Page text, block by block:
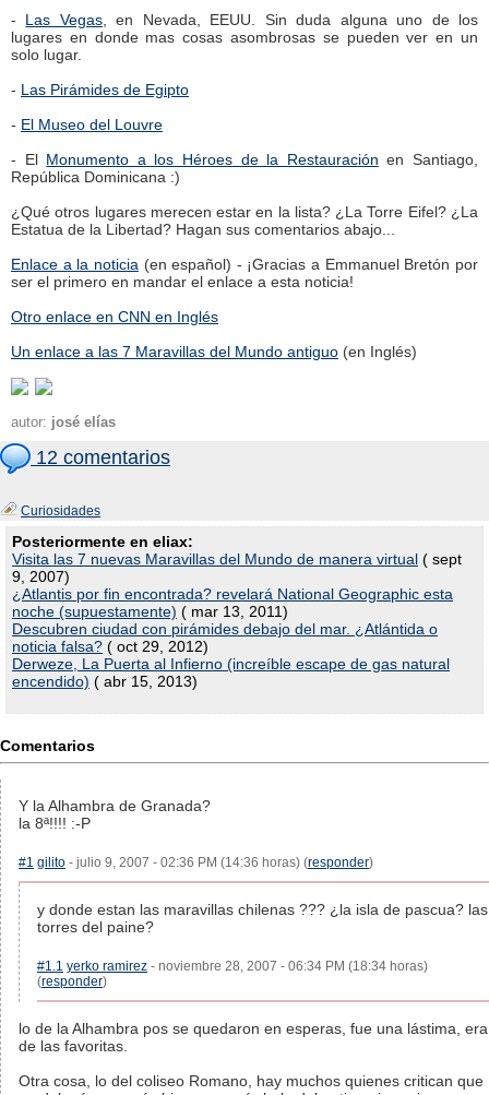
- Las Vegas, en Nevada, EEUU. Sin duda alguna uno de los
lugares en donde mas cosas asombrosas se pueden ver en un
solo lugar.
- Las Pirámides de Egipto
- El Museo del Louvre
- El Monumento a los Héroes de la Restauración en Santiago,
República Dominicana :)
¿Qué otros lugares merecen estar en la lista? ¿La Torre Eifel? ¿La
Estatua de la Libertad? Hagan sus comentarios abajo...
Enlace a la noticia (en español) - ¡Gracias a Emmanuel Bretón por
ser el primero en mandar el enlace a esta noticia!
Otro enlace en CNN en Inglés
Un enlace a las 7 Maravillas del Mundo antiguo (en Inglés)
autor: josé elías
12 comentarios
Curiosidades
Posteriormente en eliax:
Visita las 7 nuevas Maravillas del Mundo de manera virtual ( sept
9, 2007)
¿Atlantis por fin encontrada? revelará National Geographic esta
noche (supuestamente) ( mar 13, 2011)
Descubren ciudad con pirámides debajo del mar. ¿Atlántida o
noticia falsa? ( oct 29, 2012)
Derweze, La Puerta al Infierno (increíble escape de gas natural
encendido) ( abr 15, 2013)
Comentarios
Y la Alhambra de Granada?
la 8ª!!!! :-P
#1 gilito - julio 9, 2007 - 02:36 PM (14:36 horas) (responder)
y donde estan las maravillas chilenas ??? ¿la isla de pascua? las
torres del paine?
#1.1 yerko ramirez - noviembre 28, 2007 - 06:34 PM (18:34 horas)
(responder)
lo de la Alhambra pos se quedaron en esperas, fue una lástima, era
de las favoritas.
Otra cosa, lo del coliseo Romano, hay muchos quienes critican que